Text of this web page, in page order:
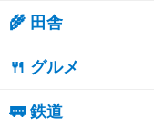
🌾 田舎
🍴 グルメ
🚃 鉄道